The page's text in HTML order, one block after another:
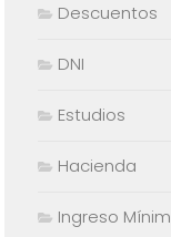
Descuentos
DNI
Estudios
Hacienda
Ingreso